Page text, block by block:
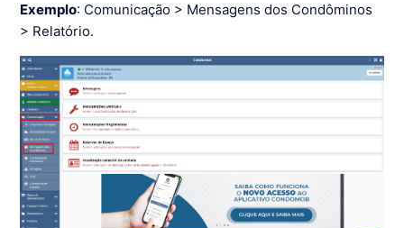
Exemplo: Comunicação > Mensagens dos Condôminos
> Relatório.